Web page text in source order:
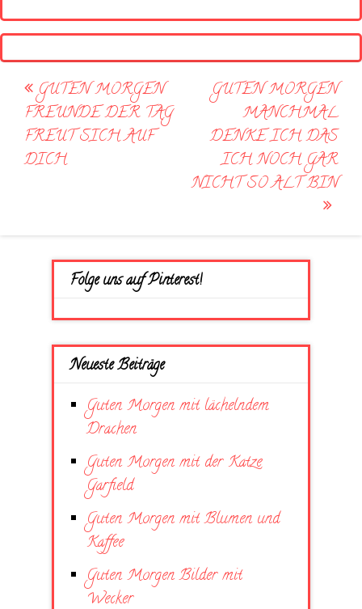
Post
navigation
GUTEN MORGEN
FREUNDE DER TAG
FREUT SICH AUF
DICH
GUTEN MORGEN
MANCHMAL
DENKE ICH DAS
ICH NOCH GAR
NICHT SO ALT BIN
Folge uns auf Pinterest!
Neueste Beiträge
Guten Morgen mit lächelndem
Drachen
Guten Morgen mit der Katze
Garfield
Guten Morgen mit Blumen und
Kaffee
Guten Morgen Bilder mit
Wecker